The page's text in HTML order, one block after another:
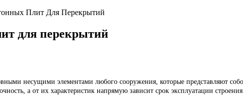
Плит Для Перекрытий
для перекрытий
несущими элементами любого сооружения, которые представляют
а от их характеристик напрямую зависит срок эксплуатации